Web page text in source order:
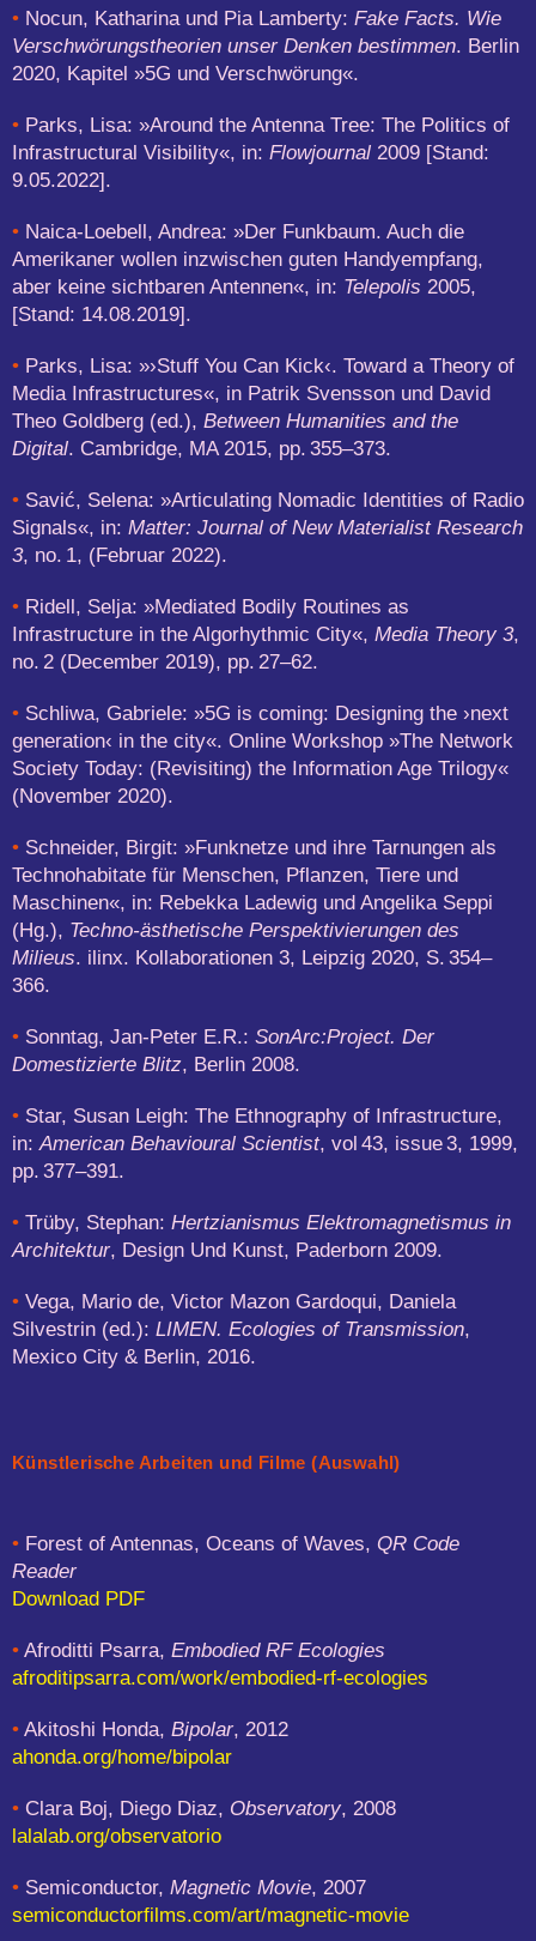
• Nocun, Katharina und Pia Lamberty: Fake Facts. Wie
Verschwörungstheorien unser Denken bestimmen. Berlin
2020, Kapitel »5G und Verschwörung«.
• Parks, Lisa: »Around the Antenna Tree: The Politics of
Infrastructural Visibility«, in: Flowjournal 2009 [Stand:
9.05.2022].
• Naica-Loebell, Andrea: »Der Funkbaum. Auch die
Amerikaner wollen inzwischen guten Handyempfang,
aber keine sichtbaren Antennen«, in: Telepolis 2005,
[Stand: 14.08.2019].
• Parks, Lisa: »›Stuff You Can Kick‹. Toward a Theory of
Media Infrastructures«, in Patrik Svensson und David
Theo Goldberg (ed.), Between Humanities and the
Digital. Cambridge, MA 2015, pp. 355–373.
• Savić, Selena: »Articulating Nomadic Identities of Radio
Signals«, in: Matter: Journal of New Materialist Research
3, no. 1, (Februar 2022).
• Ridell, Selja: »Mediated Bodily Routines as
Infrastructure in the Algorhythmic City«, Media Theory 3,
no. 2 (December 2019), pp. 27–62.
• Schliwa, Gabriele: »5G is coming: Designing the ›next
generation‹ in the city«. Online Workshop »The Network
Society Today: (Revisiting) the Information Age Trilogy«
(November 2020).
• Schneider, Birgit: »Funknetze und ihre Tarnungen als
Technohabitate für Menschen, Pflanzen, Tiere und
Maschinen«, in: Rebekka Ladewig und Angelika Seppi
(Hg.), Techno-ästhetische Perspektivierungen des
Milieus. ilinx. Kollaborationen 3, Leipzig 2020, S. 354–
366.
• Sonntag, Jan-Peter E.R.: SonArc:Project. Der
Domestizierte Blitz, Berlin 2008.
• Star, Susan Leigh: The Ethnography of Infrastructure,
in:American Behavioural Scientist, vol 43, issue 3, 1999,
pp. 377–391.
• Trüby, Stephan: Hertzianismus Elektromagnetismus in
Architektur, Design Und Kunst, Paderborn 2009.
• Vega, Mario de, Victor Mazon Gardoqui, Daniela
Silvestrin (ed.): LIMEN. Ecologies of Transmission,
Mexico City & Berlin, 2016.
Künstlerische Arbeiten und Filme (Auswahl)
• Forest of Antennas, Oceans of Waves, QR Code
Reader
Download PDF
• Afroditti Psarra, Embodied RF Ecologies
afroditipsarra.com/work/embodied-rf-ecologies
• Akitoshi Honda, Bipolar, 2012
ahonda.org/home/bipolar
• Clara Boj, Diego Diaz, Observatory, 2008
lalalab.org/observatorio
• Semiconductor, Magnetic Movie, 2007
semiconductorfilms.com/art/magnetic-movie